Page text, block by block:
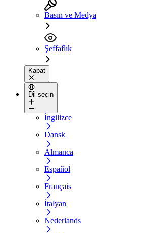
Basın ve Medya
Şeffaflık
Kapat
Dil seçin
İngilizce
Dansk
Almanca
Español
Français
İtalyan
Nederlands